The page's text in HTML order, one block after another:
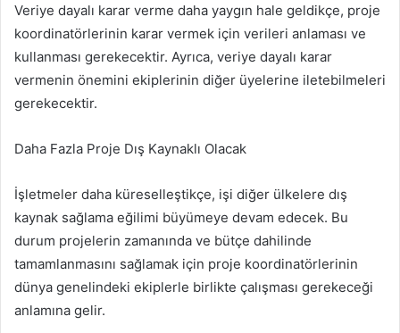
Veriye dayalı karar verme daha yaygın hale geldikçe, proje
koordinatörlerinin karar vermek için verileri anlaması ve
kullanması gerekecektir. Ayrıca, veriye dayalı karar
vermenin önemini ekiplerinin diğer üyelerine iletebilmeleri
gerekecektir.
Daha Fazla Proje Dış Kaynaklı Olacak
İşletmeler daha küreselleştikçe, işi diğer ülkelere dış
kaynak sağlama eğilimi büyümeye devam edecek. Bu
durum projelerin zamanında ve bütçe dahilinde
tamamlanmasını sağlamak için proje koordinatörlerinin
dünya genelindeki ekiplerle birlikte çalışması gerekeceği
anlamına gelir.